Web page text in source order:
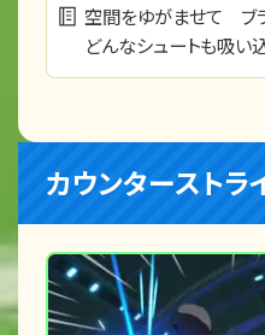
空間をゆがませて ブ
どんなシュートも吸い
カウンターストラ